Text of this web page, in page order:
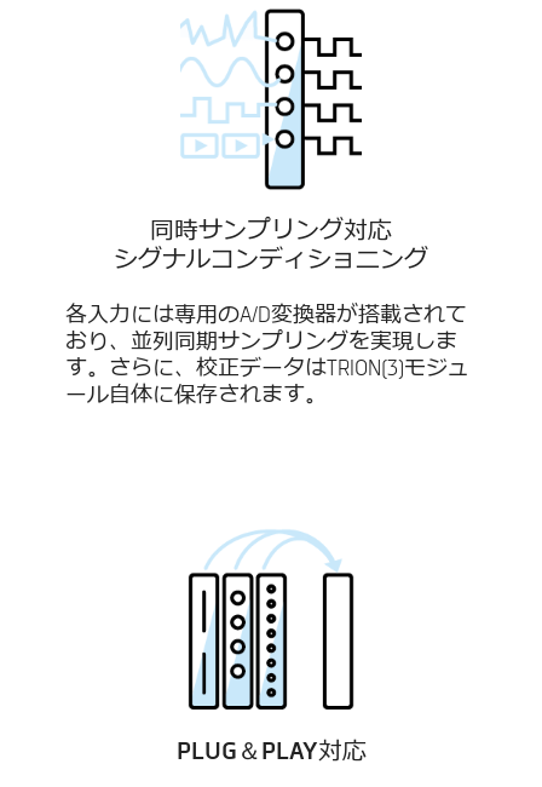
同時サンプリング対応
シグナルコンディショニング
各入力には専用のA/D変換器が搭載されて
おり、並列同期サンプリングを実現しま
す。さらに、校正データはTRION(3)モジュ
ール自体に保存されます。
PLUG＆PLAY対応